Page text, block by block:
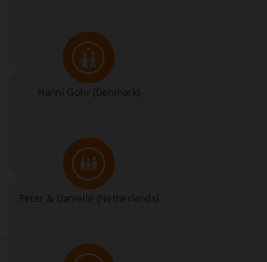
Hanni Gohr (Denmark)
Peter & Danielle (Netherlands)